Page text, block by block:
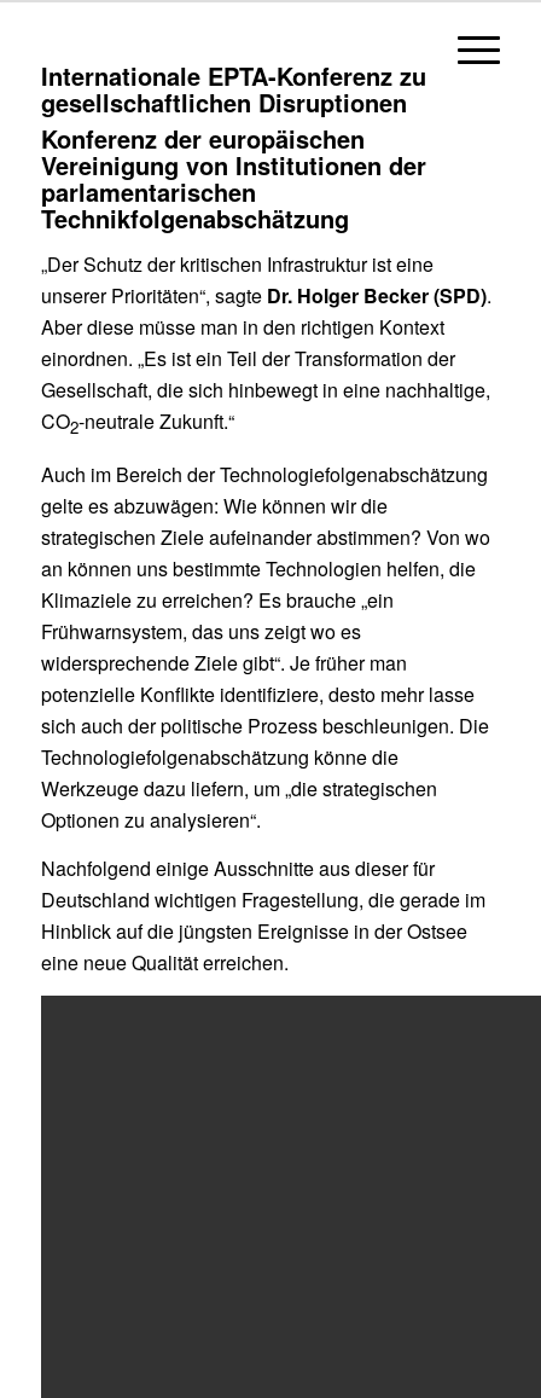
Internationale EPTA-Kon­ferenz zu
gesellschaft­lichen Disruptionen
Konferenz der europäischen
Vereinigung von Institutionen der
parlamentarischen
Technikfolgenabschätzung
„Der Schutz der kritischen Infrastruktur ist eine
unserer Prioritäten“, sagte Dr. Holger Becker (SPD).
Aber diese müsse man in den richtigen Kontext
einordnen. „Es ist ein Teil der Transformation der
Gesellschaft, die sich hinbewegt in eine nachhaltige,
CO2-neutrale Zukunft.“
Auch im Bereich der Technologiefolgenabschätzung
gelte es abzuwägen: Wie können wir die
strategischen Ziele aufeinander abstimmen? Von wo
an können uns bestimmte Technologien helfen, die
Klimaziele zu erreichen? Es brauche „ein
Frühwarnsystem, das uns zeigt wo es
widersprechende Ziele gibt“. Je früher man
potenzielle Konflikte identifiziere, desto mehr lasse
sich auch der politische Prozess beschleunigen. Die
Technologiefolgenabschätzung könne die
Werkzeuge dazu liefern, um „die strategischen
Optionen zu analysieren“.
Nachfolgend einige Ausschnitte aus dieser für
Deutschland wichtigen Fragestellung, die gerade im
Hinblick auf die jüngsten Ereignisse in der Ostsee
eine neue Qualität erreichen.